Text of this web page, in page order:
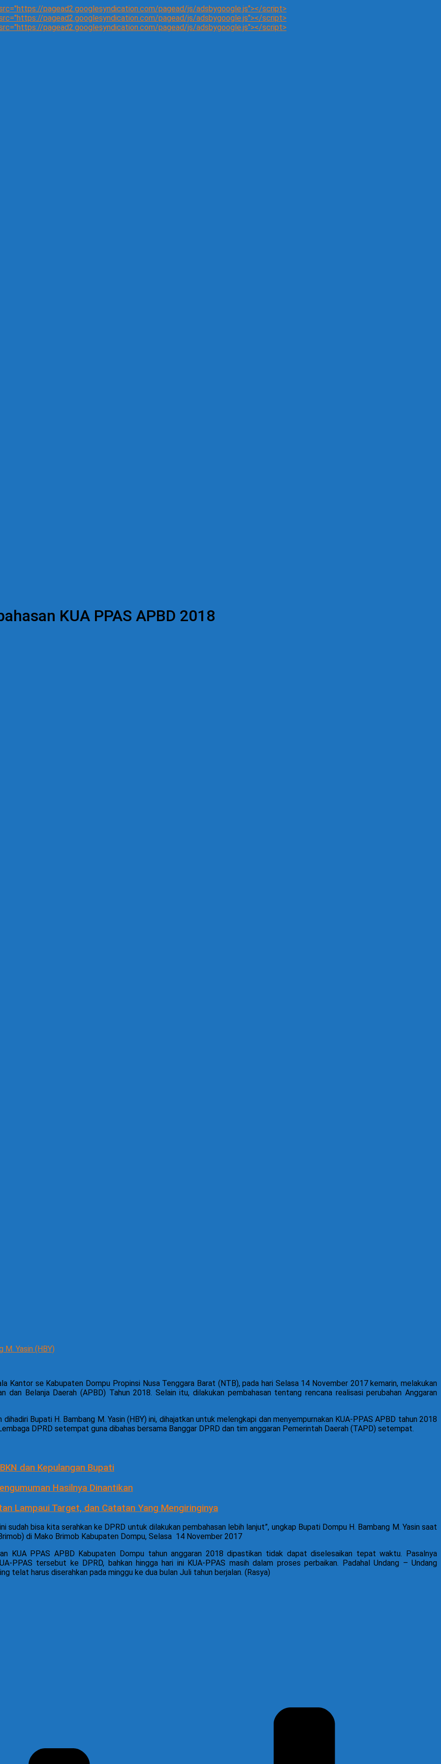
KUA PPAS APBD 2018
M. Yasin (HBY)
Kantor se Kabupaten Dompu Propinsi Nusa Tenggara Barat (NTB), pada hari Selasa 14 November 2017 kemarin, melakukan
dan Belanja Daerah (APBD) Tahun 2018. Selain itu, dilakukan pembahasan tentang rencana realisasi perubahan Anggaran
Bupati H. Bambang M. Yasin (HBY) ini, dihajatkan untuk melengkapi dan menyempurnakan KUA-PPAS APBD tahun 2018
DPRD setempat guna dibahas bersama Banggar DPRD dan tim anggaran Pemerintah Daerah (TAPD) setempat.
dan Kepulangan Bupati
Hasilnya Dinantikan
Lampaui Target, dan Catatan Yang Mengiringinya
sudah bisa kita serahkan ke DPRD untuk dilakukan pembahasan lebih lanjut”, ungkap Bupati Dompu H. Bambang M. Yasin saat
di Mako Brimob Kabupaten Dompu, Selasa 14 November 2017
KUA PPAS APBD Kabupaten Dompu tahun anggaran 2018 dipastikan tidak dapat diselesaikan tepat waktu. Pasalnya
PPAS tersebut ke DPRD, bahkan hingga hari ini KUA-PPAS masih dalam proses perbaikan. Padahal Undang – Undang
telat harus diserahkan pada minggu ke dua bulan Juli tahun berjalan. (Rasya)